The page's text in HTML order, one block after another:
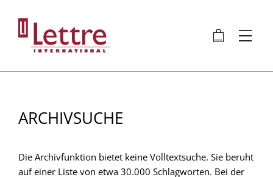
Inhalt
🛍 ⋮
ARCHIVSUCHE
Die Archivfunktion bietet keine Volltextsuche. Sie beruht
auf einer Liste von etwa 30.000 Schlagworten. Bei der